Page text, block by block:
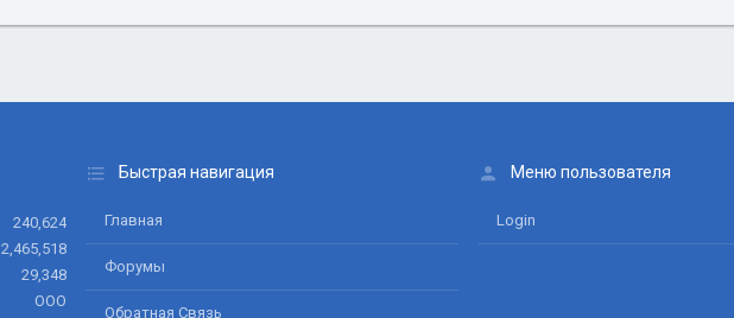
240,624
2,465,518
29,348
ООО
Быстрая навигация
Главная
Форумы
Обратная Связь
Меню пользователя
Login